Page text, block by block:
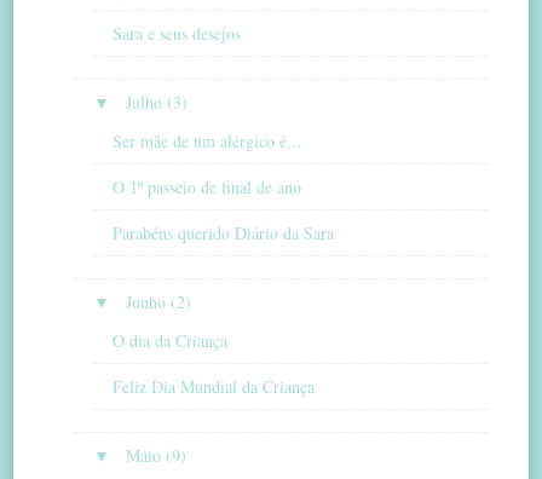
Sara e seus desejos
▼
Julho (3)
Ser mãe de um alérgico é...
O 1º passeio de final de ano
Parabéns querido Diário da Sara
▼
Junho (2)
O dia da Criança
Feliz Dia Mundial da Criança
▼
Maio (9)